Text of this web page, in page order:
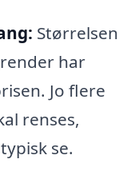
Størrelsen
har
Jo flere
renses,
se.